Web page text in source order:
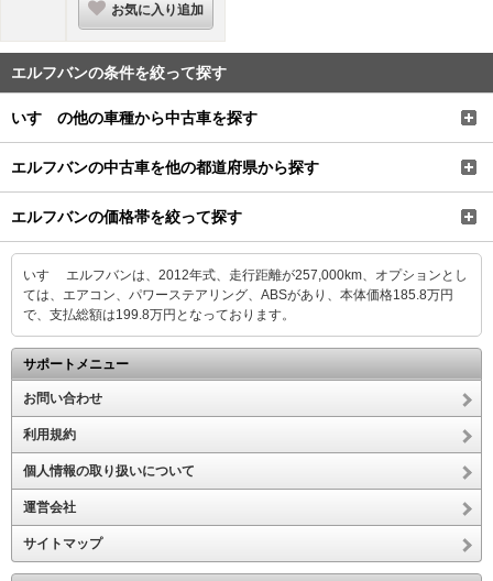
お気に入り追加
エルフバンの条件を絞って探す
いすゞの他の車種から中古車を探す
エルフバンの中古車を他の都道府県から探す
エルフバンの価格帯を絞って探す
いすゞ エルフバンは、2012年式、走行距離が257,000km、オプションとし
ては、エアコン、パワーステアリング、ABSがあり、本体価格185.8万円
で、支払総額は199.8万円となっております。
サポートメニュー
お問い合わせ
利用規約
個人情報の取り扱いについて
運営会社
サイトマップ